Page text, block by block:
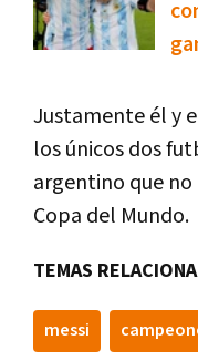
Justamente él y
los únicos dos
argentino que
Copa del Mundo.
TEMAS
messi